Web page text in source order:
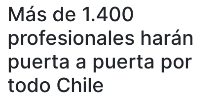
Más de 1.400
profesionales harán
puerta a puerta por
todo Chile